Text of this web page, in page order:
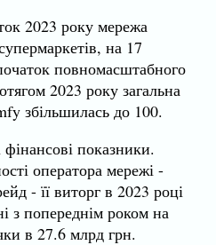
2023 року мережа
на 17
повномасштабного
2023 року загальна
збільшилась до 100.
показники.
оператора мережі -
- її виторг в 2023 році
з попереднім роком на
в 27.6 млрд грн.